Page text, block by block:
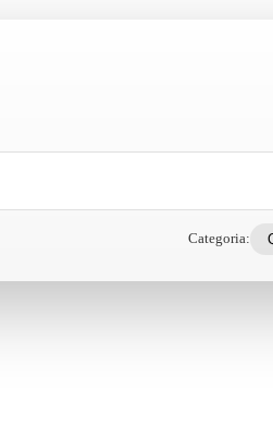
Categoria: